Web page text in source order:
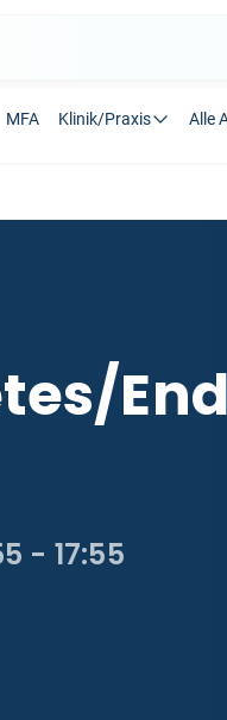
MFA Klinik/Praxis Alle
- 17:55